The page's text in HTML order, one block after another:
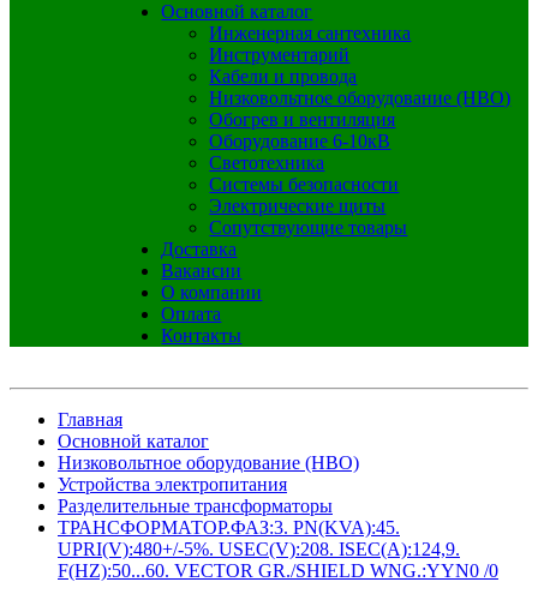
Основной каталог
Инженерная сантехника
Инструментарий
Кабели и провода
Низковольтное оборудование (НВО)
Обогрев и вентиляция
Оборудование 6-10кВ
Светотехника
Системы безопасности
Электрические щиты
Сопутствующие товары
Доставка
Вакансии
О компании
Оплата
Контакты
Главная
Основной каталог
Низковольтное оборудование (НВО)
Устройства электропитания
Разделительные трансформаторы
ТРАНСФОРМАТОР.ФАЗ:3. PN(KVA):45.
UPRI(V):480+/-5%. USEC(V):208. ISEC(A):124,9.
F(HZ):50...60. VECTOR GR./SHIELD WNG.:YYN0 /0